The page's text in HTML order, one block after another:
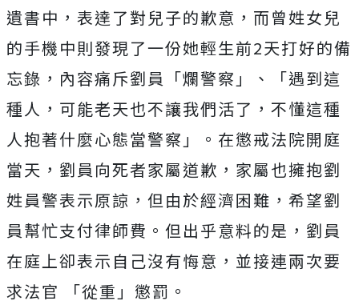
遺書中，表達了對兒子的歉意，而曾姓女兒
的手機中則發現了一份她輕生前2天打好的備
忘錄，內容痛斥劉員「爛警察」、「遇到這
種人，可能老天也不讓我們活了，不懂這種
人抱著什麼心態當警察」。在懲戒法院開庭
當天，劉員向死者家屬道歉，家屬也擁抱劉
姓員警表示原諒，但由於經濟困難，希望劉
員幫忙支付律師費。但出乎意料的是 ，劉員
在庭上卻表示自己沒有悔意，並接連兩次要
求法官 「從重」懲罰。